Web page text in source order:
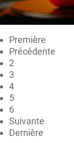
Première
Précédente
2
3
4
5
6
Suivante
Dernière